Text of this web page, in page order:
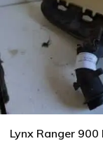
Lynx Ranger 900